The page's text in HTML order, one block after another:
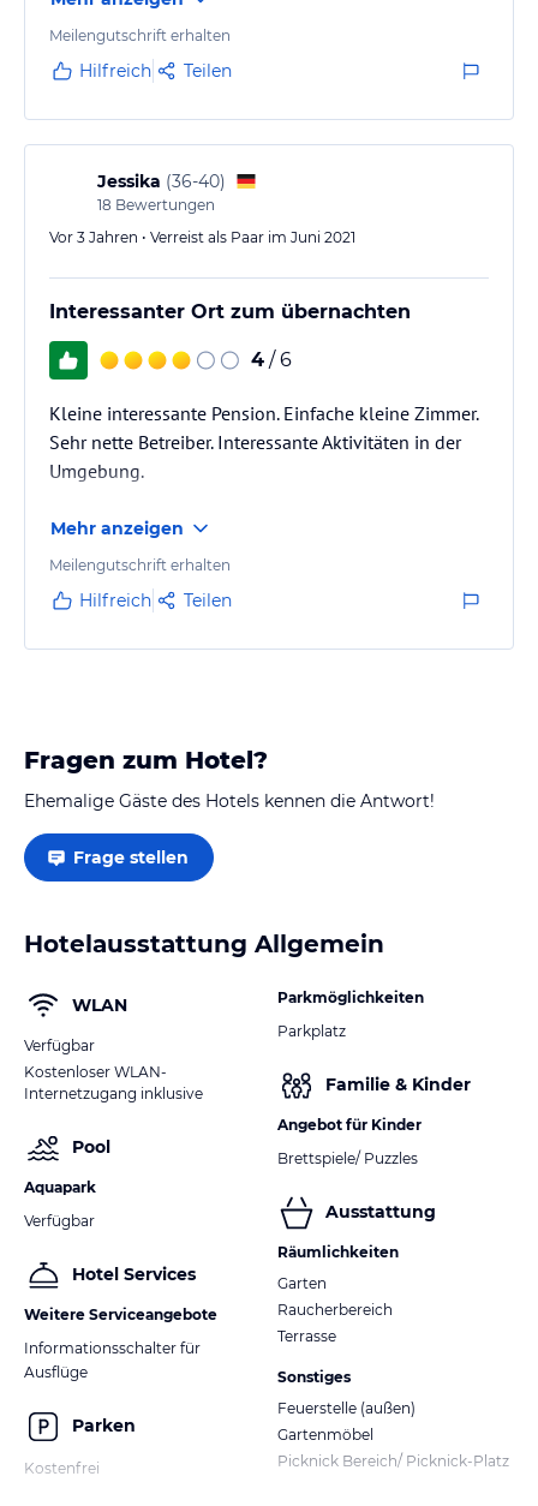
Meilengutschrift erhalten
Hilfreich Teilen
Jessika (36-40)
18 Bewertungen
Vor 3 Jahren • Verreist als Paar im Juni 2021
Interessanter Ort zum übernachten
4 / 6
Kleine interessante Pension. Einfache kleine Zimmer.
Sehr nette Betreiber. Interessante Aktivitäten in der
Umgebung.
Mehr anzeigen
Meilengutschrift erhalten
Hilfreich Teilen
Fragen zum Hotel?
Ehemalige Gäste des Hotels kennen die Antwort!
Frage stellen
Hotelausstattung Allgemein
WLAN
Verfügbar
Kostenloser WLAN-
Internetzugang inklusive
Pool
Aquapark
Verfügbar
Hotel Services
Weitere Serviceangebote
Informationsschalter für
Ausflüge
Parken
Kostenfrei
Parkmöglichkeiten
Parkplatz
Familie & Kinder
Angebot für Kinder
Brettspiele/ Puzzles
Ausstattung
Räumlichkeiten
Garten
Raucherbereich
Terrasse
Sonstiges
Feuerstelle (außen)
Gartenmöbel
Picknick Bereich/ Picknick-Platz